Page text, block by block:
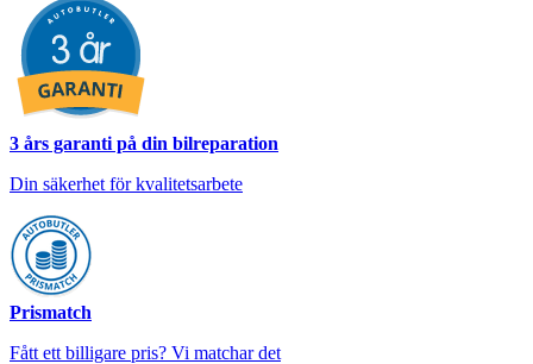
3 års garanti på din bilreparation
Din säkerhet för kvalitetsarbete
Prismatch
Fått ett billigare pris? Vi matchar det